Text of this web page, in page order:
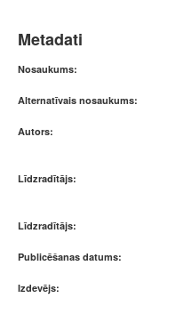
Metadati
Nosaukums:
Alternatīvais nosaukums:
Autors:
Līdzradītājs:
Līdzradītājs:
Publicēšanas datums:
Izdevējs: